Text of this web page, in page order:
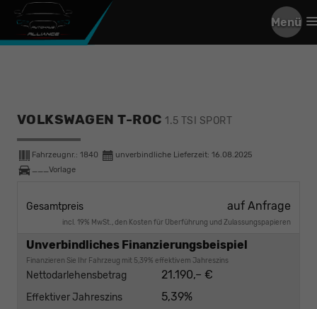
Menü
VOLKSWAGEN T-ROC 1.5 TSI SPORT
Fahrzeugnr.: 1840 unverbindliche Lieferzeit: 16.08.2025
___Vorlage
Gesamtpreis auf Anfrage
incl. 19% MwSt., den Kosten für Überführung und Zulassungspapieren
Unverbindliches Finanzierungsbeispiel
Finanzieren Sie Ihr Fahrzeug mit 5,39% effektivem Jahreszins
Nettodarlehensbetrag 21.190,– €
Effektiver Jahreszins 5,39%